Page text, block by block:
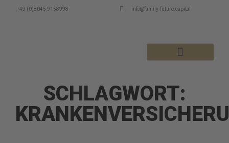
+49 (0)8045 9158998 info@family-future.capital
SCHLAGWORT: